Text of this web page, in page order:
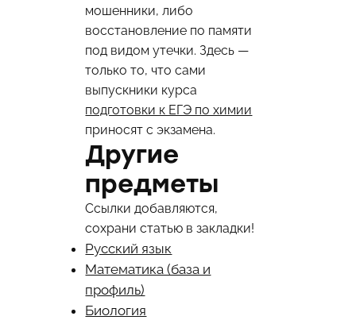
мошенники, либо
восстановление по памяти
под видом утечки. Здесь —
только то, что сами
выпускники курса
подготовки к ЕГЭ по химии
приносят с экзамена.
Другие
предметы
Ссылки добавляются,
сохрани статью в закладки!
Русский язык
Математика (база и
профиль)
Биология